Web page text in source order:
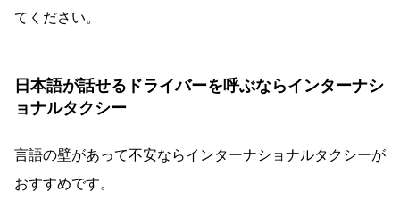
てください。
日本語が話せるドライバーを呼ぶならインターナシ
ョナルタクシー
言語の壁があって不安ならインターナショナルタクシーが
おすすめです。